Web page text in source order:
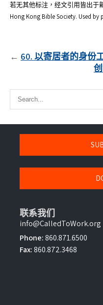
若无其他标注，经文引用皆出于
Hong Kong Bible Society. Used by
文
導
覽
60. 以寄居者的身份
联系我们
info@CalledToWork.org
Phone:860.871.6500
Fax:860.872.3468